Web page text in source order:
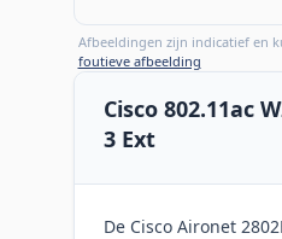
Afbeeldingen zijn indicatief en
foutieve afbeelding
Cisco 802.11ac
3 Ext
De Cisco Aironet